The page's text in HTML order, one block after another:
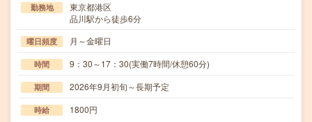
勤務地
東京都港区
品川駅から徒歩6分
曜日頻度 月～金曜日
時間 9：30～17：30(実働7時間/休憩60分)
期間 2026年9月初旬～長期予定
時給 1800円